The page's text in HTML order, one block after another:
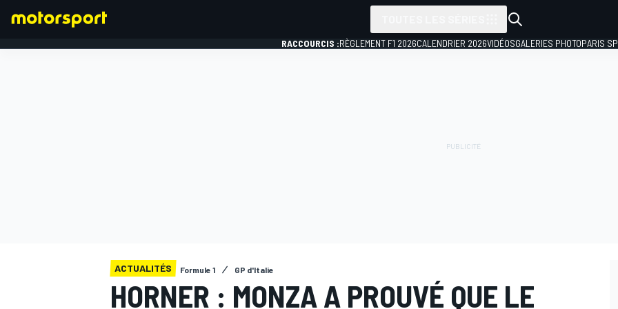
RACCOURCIS :RÈGLEMENT F1 2026CALENDRIER 2026VIDÉOSGALERIES PHOTOPARIS
ACTUALITÉS Formule 1 GP d'Italie
HORNER : MONZA A PROUVÉ QUE LE